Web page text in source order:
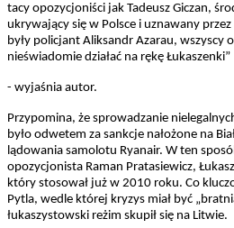
tacy opozycjoniści jak Tadeusz Giczan,
ukrywający się w Polsce i uznawany
były policjant Aliksandr Azarau, wszyscy
nieświadomie działać na rękę Łukaszenki”
- wyjaśnia autor.
Przypomina, że sprowadzanie
było odwetem za sankcje nałożone na
lądowania samolotu Ryanair. W ten
opozycjonista Raman Pratasiewicz,
który stosował już w 2010 roku. Co
Pytla, wedle której kryzys miał być
łukaszystowski reżim skupił się na Litwie.